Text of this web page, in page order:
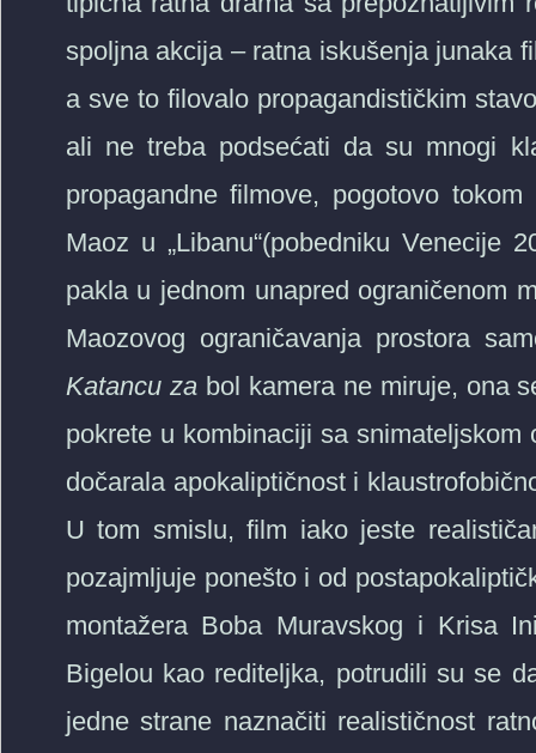
spoljna akcija – ratna iskušenja junaka
a sve to filovalo propagandističkim
ali ne treba podsećati da su mnogi
propagandne filmove, pogotovo
Maoz u „Libanu“(pobedniku Venecije
pakla u jednom unapred ograničenom
Maozovog ograničavanja prostora
Katancu zabol kamera ne miruje, ona
pokrete u kombinaciji sa
dočarala apokaliptičnost i
U tom smislu, film iako jeste
pozajmljuje ponešto i od
montažera Boba Muravskog i Krisa
Bigelou kao rediteljka, potrudili su se
jedne strane naznačiti realističnost